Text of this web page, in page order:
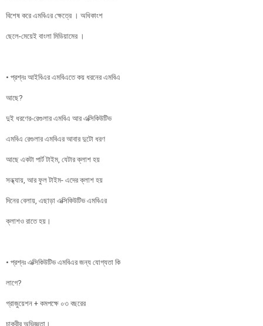
বিশেষ করে এমবিএর ক্ষেত্রে । অধিকাংশ
ছেলে-মেয়েই বাংলা মিডিয়ামের ।
• প্রশ্নঃ আইবিএর এমবিএতে কয় ধরনের এমবিএ
আছে?
দুই ধরণের-রেগুলার এমবিএ আর এক্সিকিউটিভ
এমবিএ রেগুলার এমবিএর আবার দুটো ধরণ
আছে একটা পার্ট টাইম, যেটার ক্লাশ হয়
সন্ধ্যায়, আর ফুল টাইম- এদের ক্লাশ হয়
দিনের বেলায়, এছাড়া এক্সিকিউটিভ এমবিএর
ক্লাশও রাতে হয়।
• প্রশ্নঃ এক্সিকিউটিভ এমবিএর জন্য যোগ্যতা কি
লাগে?
গ্রাজুয়েশন + কমপক্ষে ০৩ বছরের
চাকুরীর অভিজ্ঞতা।